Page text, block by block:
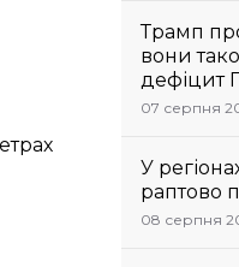
Трамп
вони
дефіцит
07 серпня
У
раптово
08 серпня